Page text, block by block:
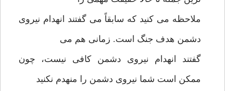
ملاحظه می کنید که سابقاً می گفتند انهدام نیروی
دشمن هدف جنگ است. زمانی هم می
گفتند انهدام نیروی دشمن کافی نیست، چون
ممکن است شما نیروی دشمن را منهدم نکنید